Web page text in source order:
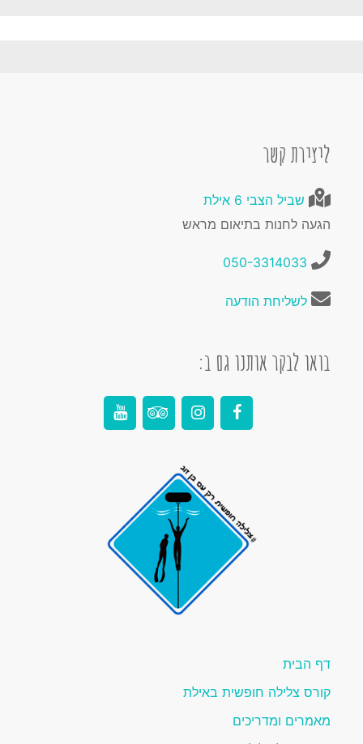
ליצירת קשר
שביל הצבי 6 אילת
הגעה לחנות בתיאום מראש
050-3314033
לשליחת הודעה
בואו לבקר אותנו גם ב:
דף הבית
קורס צלילה חופשית באילת
מאמרים ומדריכים